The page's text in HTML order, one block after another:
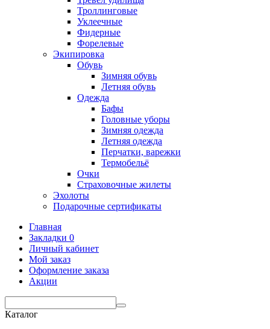
Троллинговые
Уклеечные
Фидерные
Форелевые
Экипировка
Обувь
Зимняя обувь
Летняя обувь
Одежда
Бафы
Головные уборы
Зимняя одежда
Летняя одежда
Перчатки, варежки
Термобельё
Очки
Страховочные жилеты
Эхолоты
Подарочные сертификаты
Главная
Закладки 0
Личный кабинет
Мой заказ
Оформление заказа
Акции
Каталог